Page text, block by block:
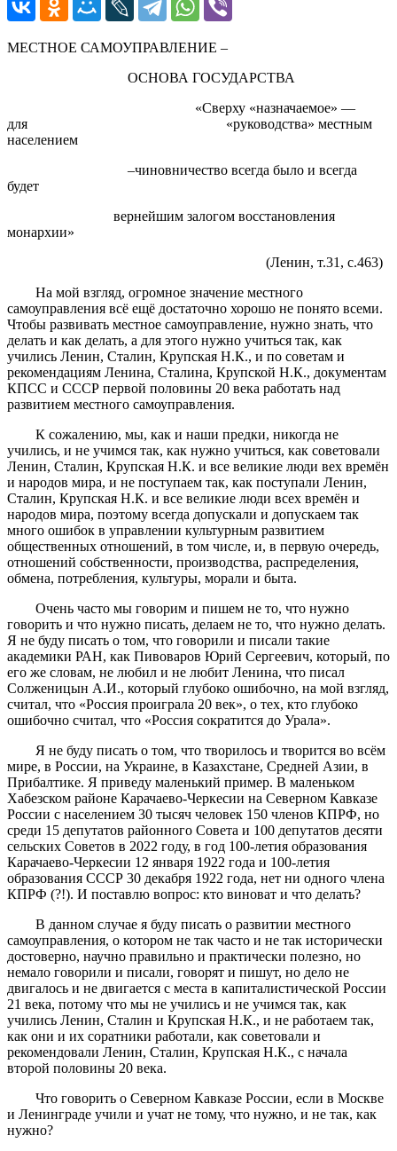
МЕСТНОЕ САМОУПРАВЛЕНИЕ –
ОСНОВА ГОСУДАРСТВА
«Сверху «назначаемое» —
для «руководства» местным
населением
–чиновничество всегда было и всегда
будет
вернейшим залогом восстановления
монархии»
(Ленин, т.31, с.463)
На мой взгляд, огромное значение местного
самоуправления всё ещё достаточно хорошо не понято всеми.
Чтобы развивать местное самоуправление, нужно знать, что
делать и как делать, а для этого нужно учиться так, как
учились Ленин, Сталин, Крупская Н.К., и по советам и
рекомендациям Ленина, Сталина, Крупской Н.К., документам
КПСС и СССР первой половины 20 века работать над
развитием местного самоуправления.
К сожалению, мы, как и наши предки, никогда не
учились, и не учимся так, как нужно учиться, как советовали
Ленин, Сталин, Крупская Н.К. и все великие люди вех времён
и народов мира, и не поступаем так, как поступали Ленин,
Сталин, Крупская Н.К. и все великие люди всех времён и
народов мира, поэтому всегда допускали и допускаем так
много ошибок в управлении культурным развитием
общественных отношений, в том числе, и, в первую очередь,
отношений собственности, производства, распределения,
обмена, потребления, культуры, морали и быта.
Очень часто мы говорим и пишем не то, что нужно
говорить и что нужно писать, делаем не то, что нужно делать.
Я не буду писать о том, что говорили и писали такие
академики РАН, как Пивоваров Юрий Сергеевич, который, по
его же словам, не любил и не любит Ленина, что писал
Солженицын А.И., который глубоко ошибочно, на мой взгляд,
считал, что «Россия проиграла 20 век», о тех, кто глубоко
ошибочно считал, что «Россия сократится до Урала».
Я не буду писать о том, что творилось и творится во всём
мире, в России, на Украине, в Казахстане, Средней Азии, в
Прибалтике. Я приведу маленький пример. В маленьком
Хабезском районе Карачаево-Черкесии на Северном Кавказе
России с населением 30 тысяч человек 150 членов КПРФ, но
среди 15 депутатов районного Совета и 100 депутатов десяти
сельских Советов в 2022 году, в год 100-летия образования
Карачаево-Черкесии 12 января 1922 года и 100-летия
образования СССР 30 декабря 1922 года, нет ни одного члена
КПРФ (?!). И поставлю вопрос: кто виноват и что делать?
В данном случае я буду писать о развитии местного
самоуправления, о котором не так часто и не так исторически
достоверно, научно правильно и практически полезно, но
немало говорили и писали, говорят и пишут, но дело не
двигалось и не двигается с места в капиталистической России
21 века, потому что мы не учились и не учимся так, как
учились Ленин, Сталин и Крупская Н.К., и не работаем так,
как они и их соратники работали, как советовали и
рекомендовали Ленин, Сталин, Крупская Н.К., с начала
второй половины 20 века.
Что говорить о Северном Кавказе России, если в Москве
и Ленинграде учили и учат не тому, что нужно, и не так, как
нужно?